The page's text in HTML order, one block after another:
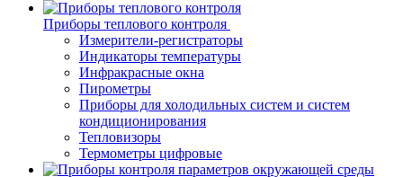
Приборы теплового контроля
Измерители-регистраторы
Индикаторы температуры
Инфракрасные окна
Пирометры
Приборы для холодильных систем и систем
кондиционирования
Тепловизоры
Термометры цифровые